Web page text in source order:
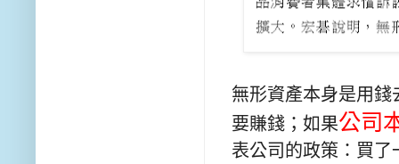
無形資產本身是用錢
要賺錢 ； 如果公司
表公司的政策：買